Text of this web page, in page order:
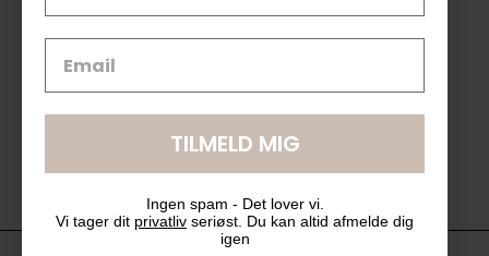
TILMELD MIG
Ingen spam - Det lover vi.
Vi tager dit privatliv seriøst. Du kan altid afmelde dig
igen